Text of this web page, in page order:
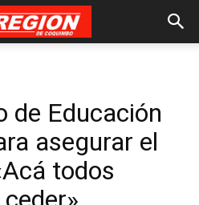
de Educación
asegurar el
todos